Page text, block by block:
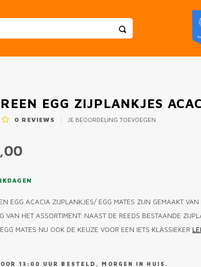
EGG ZIJPLANKJES
0 REVIEWS JE BEOORDELING TOEVOEGEN
EGG ACACIA ZIJPLANKJES/ EGG MATES ZIJN GEMAAKT
VAN HET ASSORTIMENT. NAAST DE REEDS BESTAANDE
MATES NU OOK DE KEUZE VOOR EEN IETS KLASSIEKER
13:00 UUR BESTELD, MORGEN IN HUIS.